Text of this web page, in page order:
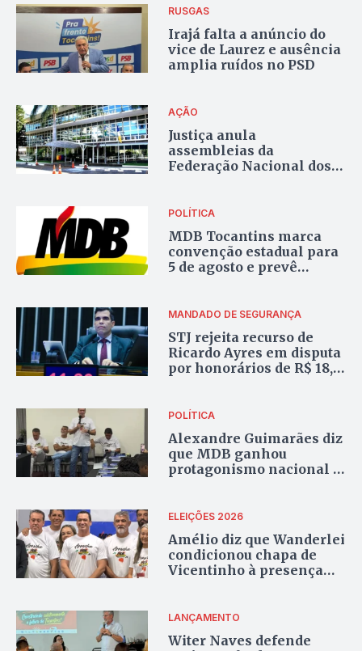
RUSGAS
Irajá falta a anúncio do
vice de Laurez e ausência
amplia ruídos no PSD
AÇÃO
Justiça anula
assembleias da
Federação Nacional dos
após ação do sindicato do
POLÍTICA
MDB Tocantins marca
convenção estadual para
5 de agosto e prevê
MANDADO DE SEGURANÇA
STJ rejeita recurso de
Ricardo Ayres em disputa
por honorários de R$ 18,3
POLÍTICA
Alexandre Guimarães diz
que MDB ganhou
protagonismo nacional e
Tocantins
ELEIÇÕES 2026
Amélio diz que Wanderlei
condicionou chapa de
Vicentinho à presença
LANÇAMENTO
Witer Naves defende